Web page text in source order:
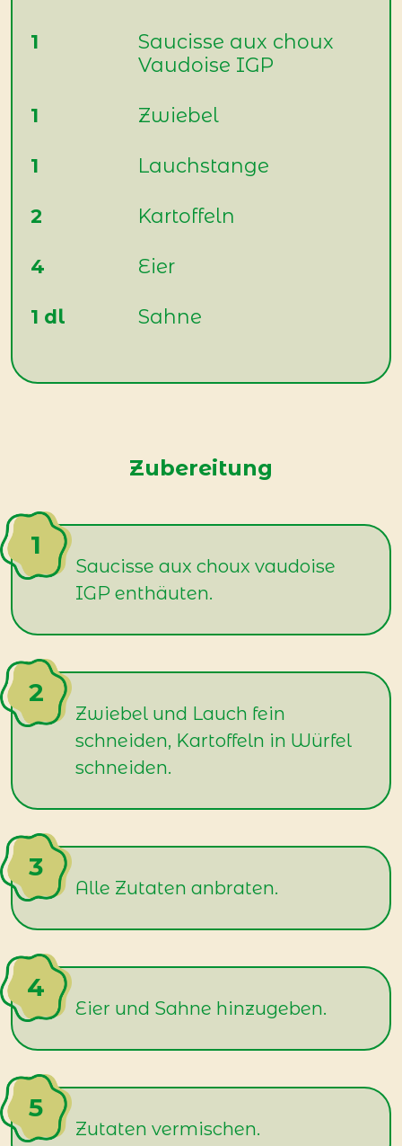
1
Saucisse aux choux
Vaudoise IGP
1 Zwiebel
1 Lauchstange
2 Kartoffeln
4 Eier
1 dl Sahne
Zubereitung
Saucisse aux choux vaudoise
IGP enthäuten.
Zwiebel und Lauch fein
schneiden, Kartoffeln in Würfel
schneiden.
Alle Zutaten anbraten.
Eier und Sahne hinzugeben.
Zutaten vermischen.